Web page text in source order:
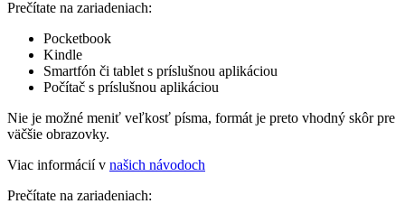
Prečítate na zariadeniach:
Pocketbook
Kindle
Smartfón či tablet s príslušnou aplikáciou
Počítač s príslušnou aplikáciou
Nie je možné meniť veľkosť písma, formát je preto vhodný skôr pre
väčšie obrazovky.
Viac informácií v našich návodoch
Prečítate na zariadeniach: